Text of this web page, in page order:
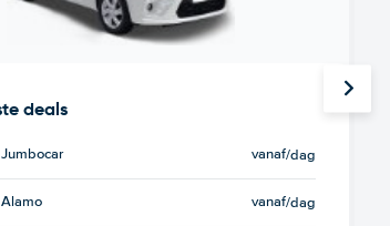
deals
Jumbocar vanaf/dag
Alamo vanaf/dag